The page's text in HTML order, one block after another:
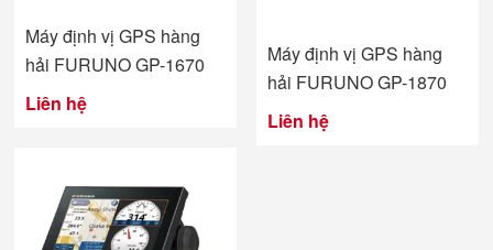
Máy định vị GPS hàng
hải FURUNO GP-1670
Liên hệ
Máy định vị GPS hàng
hải FURUNO GP-1870
Liên hệ